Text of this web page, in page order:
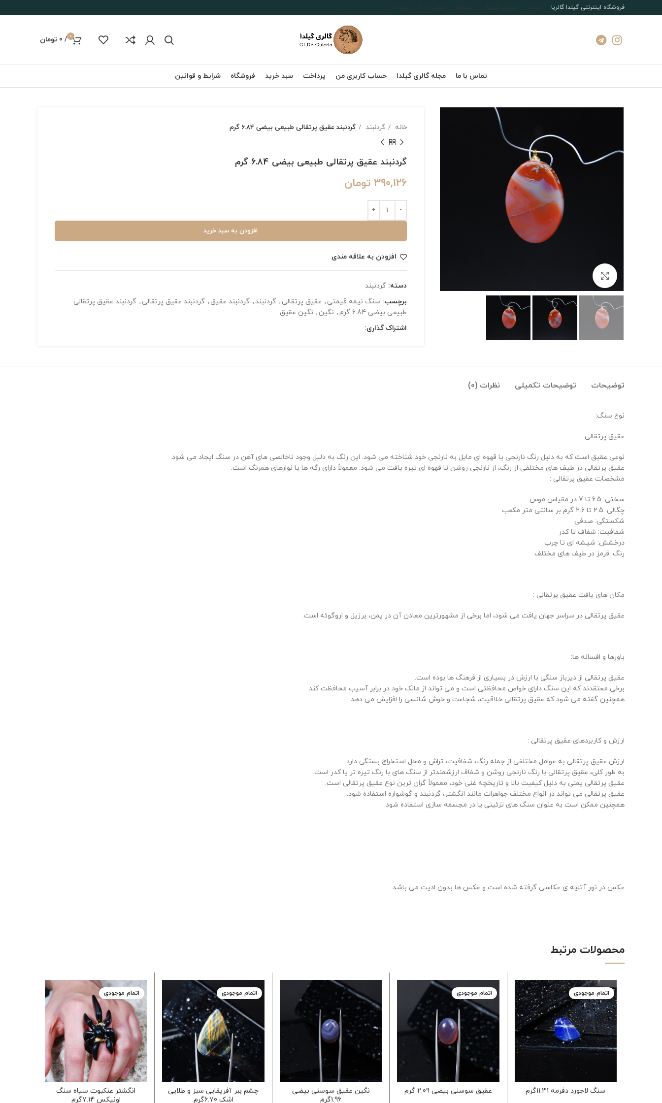
فروشگاه اینترنتی گیلدا گالریا مجله مطالب کاربران مشاوره تماس با ما برندها
0
/
0 تومان
تماس با ما مجله گالری گیلدا حساب کاربری من پرداخت سبد خرید فروشگاه شرایط و قوانین
خانه گردنبند گردنبند عقیق پرتقالی طبیعی بیضی 6.84 گرم
گردنبند عقیق پرتقالی طبیعی بیضی 6.84 گرم
390,126 تومان
افزودن به سبد خرید
افزودن به علاقه مندی
دسته: گردنبند
برچسب: سنگ نیمه قیمتی , عقیق پرتقالی , گردنبند, گردنبند عقیق, گردنبند عقیق پرتقالی , گردنبند عقیق پرتقالی
طبیعی بیضی 6.84 گرم
, نگین , نگین عقیق
اشتراک گذاری:
توضیحات توضیحات تکمیلی نظرات (0)
نوع سنگ:
عقیق پرتقالی
نوعی عقیق است که به دلیل رنگ نارنجی یا قهوه ای مایل به نارنجی خود شناخته می شود. این رنگ به دلیل وجود ناخالصی های آهن در سنگ ایجاد می شود.
عقیق پرتقالی در طیف های مختلفی از رنگ، از نارنجی روشن تا قهوه ای تیره یافت می شود. معمولاً دارای رگه ها یا نوارهای همرنگ است.
مشخصات عقیق پرتقالی :
سختی: 6.5 تا 7 در مقیاس موس
چگالی: 2.5 تا 2.6 گرم بر سانتی متر مکعب
شکستگی: صدفی
شفافیت: شفاف تا کدر
درخشش: شیشه ای تا چرب
رنگ: قرمز در طیف های مختلف
مکان های یافت عقیق پرتقالی :
عقیق پرتقالی در سراسر جهان یافت می شود، اما برخی از مشهورترین معادن آن در یمن، برزیل و اروگوئه است.
باورها و افسانه ها:
عقیق پرتقالی از دیرباز سنگی با ارزش در بسیاری از فرهنگ ها بوده است.
برخی معتقدند که این سنگ دارای خواص محافظتی است و می تواند از مالک خود در برابر آسیب محافظت کند.
همچنین گفته می شود که عقیق پرتقالی خلاقیت، شجاعت و خوش شانسی را افزایش می دهد.
ارزش و کاربردهای عقیق پرتقالی :
ارزش عقیق پرتقالی به عوامل مختلفی از جمله رنگ، شفافیت، تراش و محل استخراج بستگی دارد.
به طور کلی، عقیق پرتقالی با رنگ نارنجی روشن و شفاف ارزشمندتر از سنگ های با رنگ تیره تر یا کدر است.
عقیق پرتقالی یمنی به دلیل کیفیت بالا و تاریخچه غنی خود، معمولاً گران ترین نوع عقیق پرتقالی است.
عقیق پرتقالی می تواند در انواع مختلف جواهرات مانند انگشتر، گردنبند و گوشواره استفاده شود.
همچنین ممکن است به عنوان سنگ های تزئینی یا در مجسمه سازی استفاده شود.
عکس در نور آتلیه ی عکاسی گرفته شده است و عکس ها بدون ادیت می باشد .
محصولات مرتبط
اتمام موجودی
سنگ لاجورد دفرمه 11.31گرم
اتمام موجودی
عقیق سوسنی بیضی 2.09 گرم
نگین عقیق سوسنی بیضی
1.96گرم
اتمام موجودی
چشم ببر آفریقایی سبز و طلایی
اشک 6.70گرم
اتمام موجودی
انگشتر عنکبوت سیاه سنگ
اونیکس 7.14گرم